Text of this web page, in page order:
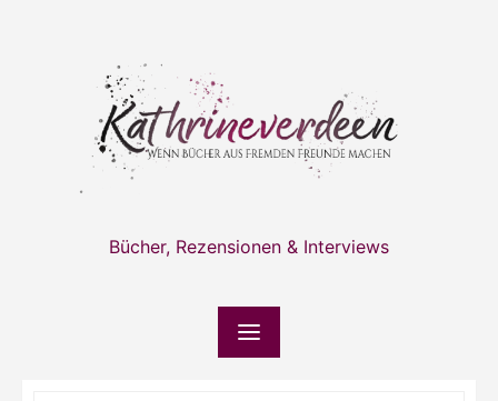
Bücher, Rezensionen & Interviews